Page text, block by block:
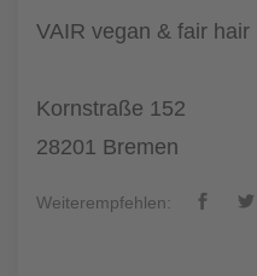
VAIR vegan & fair hair
Kornstraße 152
28201 Bremen
Weiterempfehlen: